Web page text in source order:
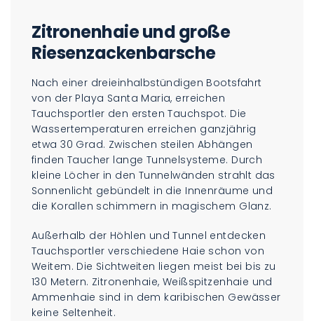
Zitronenhaie und große
Riesenzackenbarsche
Nach einer dreieinhalbstündigen Bootsfahrt
von der Playa Santa Maria, erreichen
Tauchsportler den ersten Tauchspot. Die
Wassertemperaturen erreichen ganzjährig
etwa 30 Grad. Zwischen steilen Abhängen
finden Taucher lange Tunnelsysteme. Durch
kleine Löcher in den Tunnelwänden strahlt das
Sonnenlicht gebündelt in die Innenräume und
die Korallen schimmern in magischem Glanz.
Außerhalb der Höhlen und Tunnel entdecken
Tauchsportler verschiedene Haie schon von
Weitem. Die Sichtweiten liegen meist bei bis zu
130 Metern. Zitronenhaie, Weißspitzenhaie und
Ammenhaie sind in dem karibischen Gewässer
keine Seltenheit.